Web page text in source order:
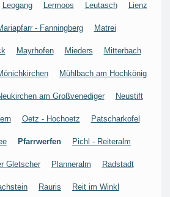
Leogang Lermoos Leutasch Lienz
- Fanningberg Matrei
Mayrhofen Mieders Mitterbach
Mühlbach am Hochkönig
am Großvenediger Neustift
Oetz - Hochoetz Patscharkofel
Pfarrwerfen Pichl - Reiteralm
Gletscher Planneralm Radstadt
Rauris Reit im Winkl